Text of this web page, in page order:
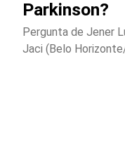
Parkinson?
Pergunta de Jener
Jaci (Belo